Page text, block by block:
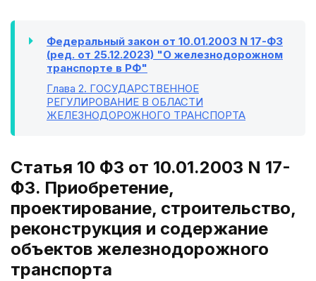
Федеральный закон от 10.01.2003 N 17-ФЗ
(ред. от 25.12.2023) "О железнодорожном
транспорте в РФ"
Глава 2. ГОСУДАРСТВЕННОЕ
РЕГУЛИРОВАНИЕ В ОБЛАСТИ
ЖЕЛЕЗНОДОРОЖНОГО ТРАНСПОРТА
Статья 10 ФЗ от 10.01.2003 N 17-
ФЗ. Приобретение,
проектирование, строительство,
реконструкция и содержание
объектов железнодорожного
транспорта